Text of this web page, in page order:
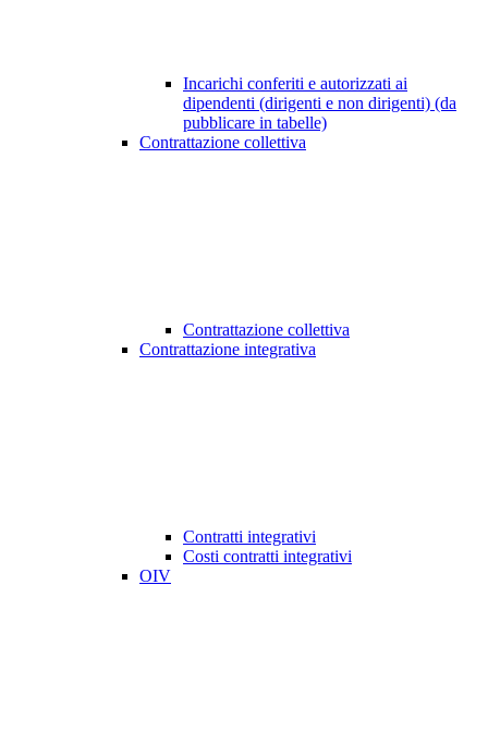
Incarichi conferiti e autorizzati ai
dipendenti (dirigenti e non dirigenti) (da
pubblicare in tabelle)
Contrattazione collettiva
Contrattazione collettiva
Contrattazione integrativa
Contratti integrativi
Costi contratti integrativi
OIV